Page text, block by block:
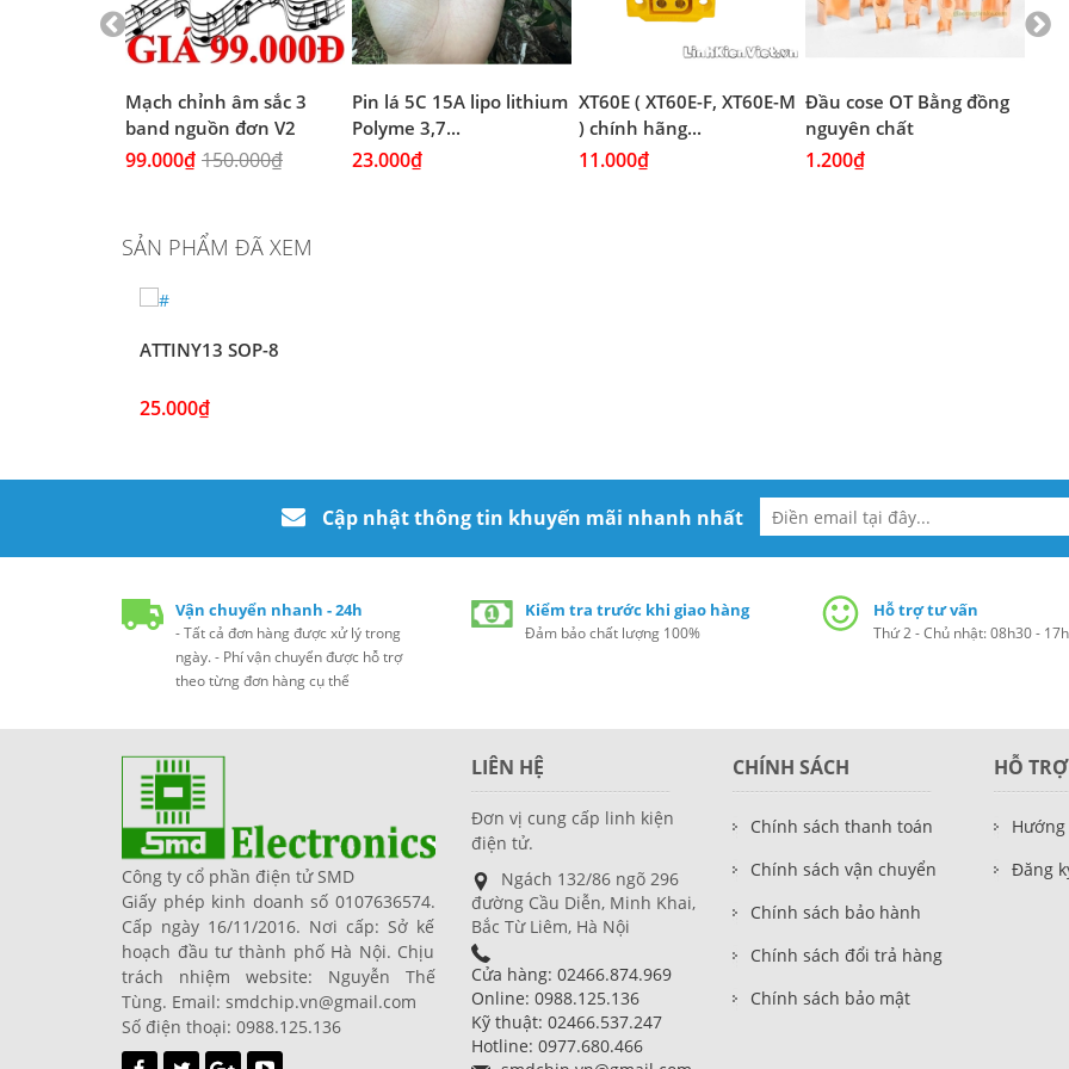
Mạch chỉnh âm sắc 3
band nguồn đơn V2
99.000₫ 150.000₫
Pin lá 5C 15A lipo lithium
Polyme 3,7...
23.000₫
XT60E ( XT60E-F, XT60E-M
) chính hãng...
11.000₫
Đầu cose OT Bằng đồng
nguyên chất
1.200₫
SẢN PHẨM ĐÃ XEM
ATTINY13 SOP-8
25.000₫
Cập nhật thông tin khuyến mãi nhanh nhất
Vận chuyển nhanh - 24h
- Tất cả đơn hàng được xử lý trong
ngày. - Phí vận chuyển được hỗ trợ
theo từng đơn hàng cụ thể
Kiểm tra trước khi giao hàng
Đảm bảo chất lượng 100%
Hỗ trợ tư vấn
Thứ 2 - Chủ nhật: 08h30 -
Công ty cổ phần điện tử SMD
Giấy phép kinh doanh số 0107636574.
Cấp ngày 16/11/2016. Nơi cấp: Sở kế
hoạch đầu tư thành phố Hà Nội. Chịu
trách nhiệm website: Nguyễn Thế
Tùng. Email: smdchip.vn@gmail.com
Số điện thoại: 0988.125.136
LIÊN HỆ
Đơn vị cung cấp linh kiện
điện tử.
Ngách 132/86 ngõ 296
đường Cầu Diễn, Minh Khai,
Bắc Từ Liêm, Hà Nội
Cửa hàng: 02466.874.969
Online: 0988.125.136
Kỹ thuật: 02466.537.247
Hotline: 0977.680.466
CHÍNH SÁCH
Chính sách thanh toán
Chính sách vận chuyển
Chính sách bảo hành
Chính sách đổi trả hàng
Chính sách bảo mật
HỖ TRỢ
Đăng